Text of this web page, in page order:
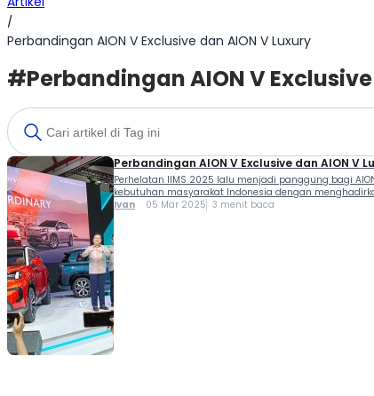
/
Perbandingan AION V Exclusive dan AION V Luxury
#Perbandingan AION V
Perbandingan AION V Exclusive dan AION V
Perhelatan IIMS 2025 lalu menjadi panggung bagi
kebutuhan masyarakat Indonesia dengan
Ivan 05 Mar 2025 3 menit baca